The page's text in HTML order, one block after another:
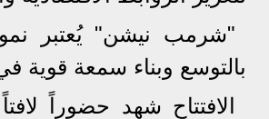
"شرمب نيشن" يُعتبر
بالتوسع وبناء سمعة قوية
الافتتاح شهد حضوراً